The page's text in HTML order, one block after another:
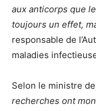
aux anticorps que
toujours un effet,
responsable de
maladies
Selon le ministre
recherches ont